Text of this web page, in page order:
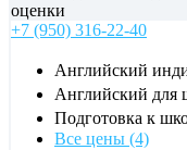
оценки
+7 (950) 316-22-40
Английский
Английский для
Подготовка к
Все цены (4)